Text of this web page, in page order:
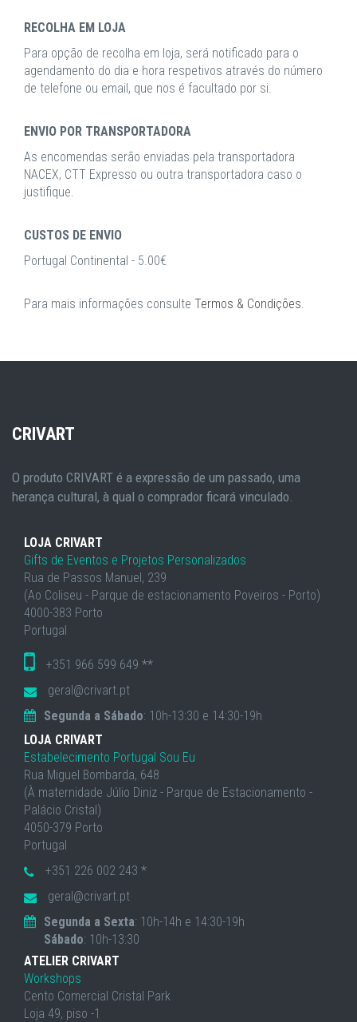
RECOLHA EM LOJA
Para opção de recolha em loja, será notificado para o
agendamento do dia e hora respetivos através do número
de telefone ou email, que nos é facultado por si.
ENVIO POR TRANSPORTADORA
As encomendas serão enviadas pela transportadora
NACEX, CTT Expresso ou outra transportadora caso o
justifique.
CUSTOS DE ENVIO
Portugal Continental - 5.00€
Para mais informações consulte Termos & Condições.
CRIVART
O produto CRIVART é a expressão de um passado, uma
herança cultural, à qual o comprador ficará vinculado.
LOJA CRIVART
Gifts de Eventos e Projetos Personalizados
Rua de Passos Manuel, 239
(Ao Coliseu - Parque de estacionamento Poveiros - Porto)
4000-383 Porto
Portugal
+351 966 599 649 **
geral@crivart.pt
Segunda a Sábado: 10h-13:30 e 14:30-19h
LOJA CRIVART
Estabelecimento Portugal Sou Eu
Rua Miguel Bombarda, 648
(À maternidade Júlio Diniz - Parque de Estacionamento -
Palácio Cristal)
4050-379 Porto
Portugal
+351 226 002 243 *
geral@crivart.pt
Segunda a Sexta: 10h-14h e 14:30-19h
Sábado: 10h-13:30
ATELIER CRIVART
Workshops
Cento Comercial Cristal Park
Loja 49, piso -1